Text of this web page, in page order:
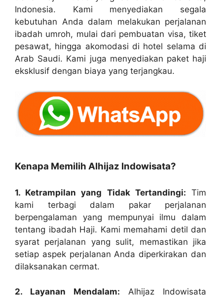
Indonesia. Kami menyediakan segala
kebutuhan Anda dalam melakukan perjalanan
ibadah umroh, mulai dari pembuatan visa, tiket
pesawat, hingga akomodasi di hotel selama di
Arab Saudi. Kami juga menyediakan paket haji
eksklusif dengan biaya yang terjangkau.
Kenapa Memilih Alhijaz Indowisata?
1. Ketrampilan yang Tidak Tertandingi: Tim
kami terbagi dalam pakar perjalanan
berpengalaman yang mempunyai ilmu dalam
tentang ibadah Haji. Kami memahami detil dan
syarat perjalanan yang sulit, memastikan jika
setiap aspek perjalanan Anda diperkirakan dan
dilaksanakan cermat.
2. Layanan Mendalam: Alhijaz Indowisata